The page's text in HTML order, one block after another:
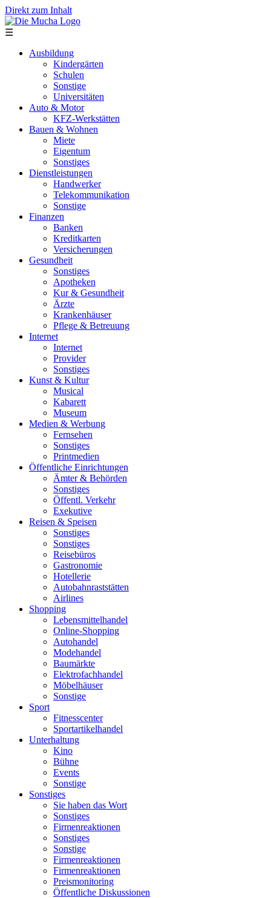
Direkt zum Inhalt
☰
Ausbildung
Kindergärten
Schulen
Sonstige
Universitäten
Auto & Motor
KFZ-Werkstätten
Bauen & Wohnen
Miete
Eigentum
Sonstiges
Dienstleistungen
Handwerker
Telekommunikation
Sonstige
Finanzen
Banken
Kreditkarten
Versicherungen
Gesundheit
Sonstiges
Apotheken
Kur & Gesundheit
Ärzte
Krankenhäuser
Pflege & Betreuung
Internet
Internet
Provider
Sonstiges
Kunst & Kultur
Musical
Kabarett
Museum
Medien & Werbung
Fernsehen
Sonstiges
Printmedien
Öffentliche Einrichtungen
Ämter & Behörden
Sonstiges
Öffentl. Verkehr
Exekutive
Reisen & Speisen
Sonstiges
Sonstiges
Reisebüros
Gastronomie
Hotellerie
Autobahnraststätten
Airlines
Shopping
Lebensmittelhandel
Online-Shopping
Autohandel
Modehandel
Baumärkte
Elektrofachhandel
Möbelhäuser
Sonstige
Sport
Fitnesscenter
Sportartikelhandel
Unterhaltung
Kino
Bühne
Events
Sonstige
Sonstiges
Sie haben das Wort
Sonstiges
Firmenreaktionen
Sonstiges
Sonstige
Firmenreaktionen
Firmenreaktionen
Preismonitoring
Öffentliche Diskussionen